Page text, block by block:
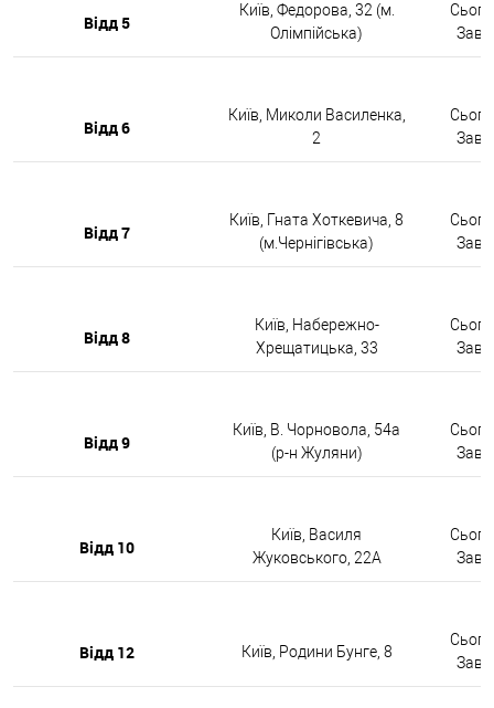
Відд 5
Київ, Федорова, 32 (м.
Олімпійська)
Відд 6
Київ, Миколи Василенка,
2
Відд 7
Київ, Гната Хоткевича, 8
(м.Чернігівська)
Відд 8
Київ, Набережно-
Хрещатицька, 33
Відд 9
Київ, В. Чорновола, 54а
(р-н Жуляни)
Відд 10
Київ, Василя
Жуковського, 22А
Відд 12 Київ, Родини Бунге, 8